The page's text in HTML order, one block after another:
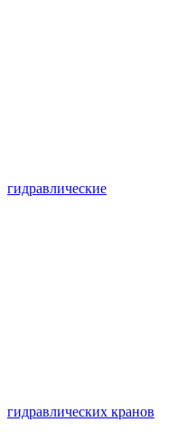
гидравлические
гидравлических кранов